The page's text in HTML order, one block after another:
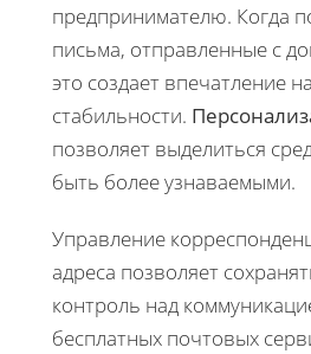
предпринимателю. Когда
письма, отправленные с
это создает впечатление
стабильности.
позволяет выделиться
быть более узнаваемыми.
Управление
адреса позволяет
контроль над
бесплатных почтовых